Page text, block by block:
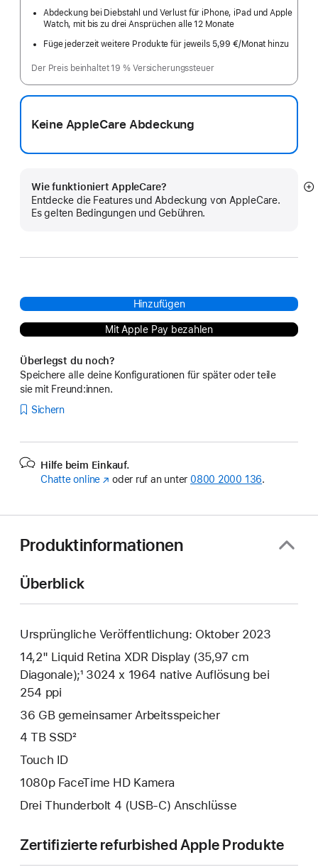
Abdeckung bei Diebstahl und Verlust für iPhone, iPad und Apple
Watch, mit bis zu drei Ansprüchen alle 12 Monate
Füge jederzeit weitere Produkte für jeweils 5,99 €/Monat hinzu
Der Preis beinhaltet 19 % Versicherungssteuer
Keine AppleCare Abdeckung
Wie funktioniert AppleCare?
Entdecke die Features und Abdeckung von AppleCare.
Es gelten Bedingungen und Gebühren.
Hinzufügen
Mit Apple Pay bezahlen
Überlegst du noch?
Speichere alle deine Konfigurationen für später oder teile
sie mit Freund:innen.
Sichern
Hilfe beim Einkauf.
Chatte online (Öffnet
oder ruf an unter 0800 2000 136.
Produktinformationen
Überblick
Ursprüngliche Veröffentlichung: Oktober 2023
14,2" Liquid Retina XDR Display (35,97 cm
Diagonale);¹ 3024 x 1964 native Auflösung bei
254 ppi
36 GB gemeinsamer Arbeits­speicher
4 TB SSD²
Touch ID
1080p FaceTime HD Kamera
Drei Thunderbolt 4 (USB‑C) Anschlüsse
Zertifizierte refurbished Apple Produkte